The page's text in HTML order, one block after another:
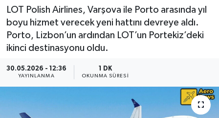
LOT Polish Airlines, Varşova ile Porto arasında yıl
boyu hizmet verecek yeni hattını devreye aldı.
Porto, Lizbon’un ardından LOT’un Portekiz’deki
ikinci destinasyonu oldu.
30.05.2026 - 12:36
YAYINLANMA
1 DK
OKUNMA SÜRESI